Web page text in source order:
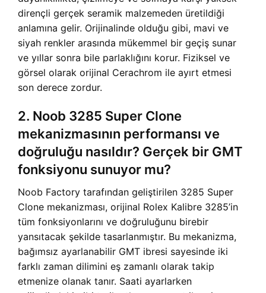
dirençli gerçek seramik malzemeden üretildiği
anlamına gelir. Orijinalinde olduğu gibi, mavi ve
siyah renkler arasında mükemmel bir geçiş sunar
ve yıllar sonra bile parlaklığını korur. Fiziksel ve
görsel olarak orijinal Cerachrom ile ayırt etmesi
son derece zordur.
2. Noob 3285 Super Clone
mekanizmasının performansı ve
doğruluğu nasıldır? Gerçek bir GMT
fonksiyonu sunuyor mu?
Noob Factory tarafından geliştirilen 3285 Super
Clone mekanizması, orijinal Rolex Kalibre 3285’in
tüm fonksiyonlarını ve doğruluğunu birebir
yansıtacak şekilde tasarlanmıştır. Bu mekanizma,
bağımsız ayarlanabilir GMT ibresi sayesinde iki
farklı zaman dilimini eş zamanlı olarak takip
etmenize olanak tanır. Saati ayarlarken